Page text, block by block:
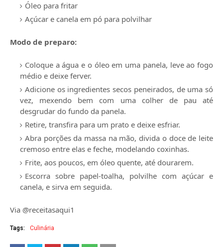
Óleo para fritar
Açúcar e canela em pó para polvilhar
Modo de preparo:
Coloque a água e o óleo em uma panela, leve ao fogo
médio e deixe ferver.
Adicione os ingredientes secos peneirados, de uma só
vez, mexendo bem com uma colher de pau até
desgrudar do fundo da panela.
Retire, transfira para um prato e deixe esfriar.
Abra porções da massa na mão, divida o doce de leite
cremoso entre elas e feche, modelando coxinhas.
Frite, aos poucos, em óleo quente, até dourarem.
Escorra sobre papel-toalha, polvilhe com açúcar e
canela, e sirva em seguida.
Via @receitasaqui1
Tags: Culinária